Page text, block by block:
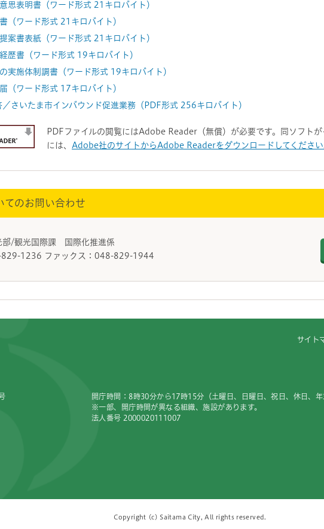
表明書（ワード形式 21キロバイト）
ワード形式 21キロバイト）
書表紙（ワード形式 21キロバイト）
書（ワード形式 19キロバイト）
施体制調書（ワード形式 19キロバイト）
ワード形式 17キロバイト）
さいたま市インバウンド促進業務（PDF形式 256キロバイト）
PDFファイルの閲覧にはAdobe Reader（無償）が必要です。同ソフト
には、 Adobe社のサイトからAdobe Readerをダウンロードしてくださ
てのお問い合わせ
部/観光国際課 国際化推進係
829-1236 ファックス：048-829-1944
サイト
開庁時間：8時30分から17時15分（土曜日、日曜日、祝日、休日、
※一部、開庁時間が異なる組織、施設があります。
法人番号 2000020111007
Copyright (c) Saitama City, All rights reserved.